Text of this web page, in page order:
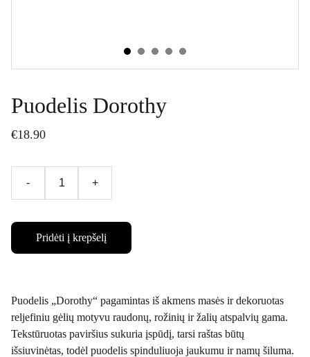
Puodelis Dorothy
€18.90
- +
Pridėti į krepšelį
Puodelis „Dorothy“ pagamintas iš akmens masės ir dekoruotas
reljefiniu gėlių motyvu raudonų, rožinių ir žalių atspalvių gama.
Tekstūruotas paviršius sukuria įspūdį, tarsi raštas būtų
išsiuvinėtas, todėl puodelis spinduliuoja jaukumu ir namų šiluma.